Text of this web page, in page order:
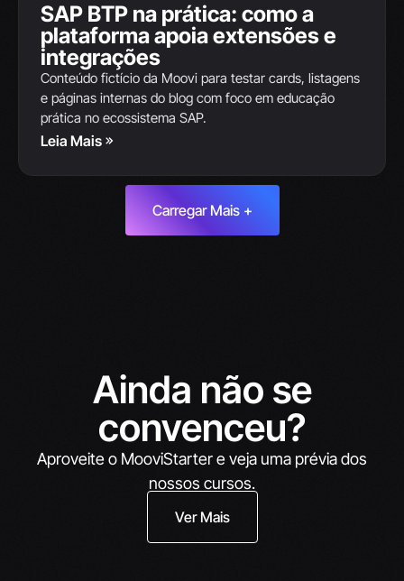
10
JUN
SAP BTP na prática: como a
plataforma apoia extensões e
integrações
Conteúdo fictício da Moovi para testar cards, listagens
e páginas internas do blog com foco em educação
prática no ecossistema SAP.
Leia Mais
Carregar Mais +
Ainda não se
convenceu?
Aproveite o MooviStarter e veja uma prévia dos
nossos cursos.
Ver Mais